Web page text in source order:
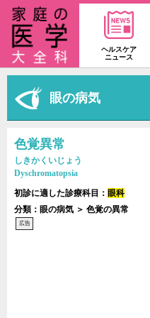
ヘルスケア
ニュース
眼の病気
色覚異常
しきかくいじょう
Dyschromatopsia
初診に適した診療科目： 眼科
分類：眼の病気 ＞ 色覚の異常
広告